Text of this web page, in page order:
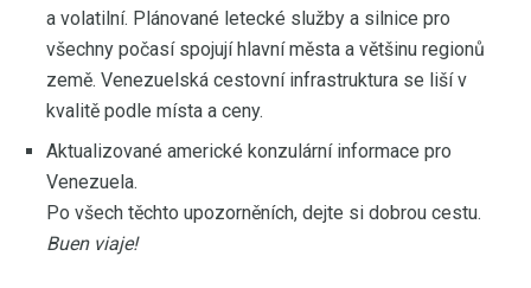
a volatilní. Plánované letecké služby a silnice pro
všechny počasí spojují hlavní města a většinu regionů
země. Venezuelská cestovní infrastruktura se liší v
kvalitě podle místa a ceny.
Aktualizované americké konzulární informace pro
Venezuela.
Po všech těchto upozorněních, dejte si dobrou cestu.
Buen viaje!